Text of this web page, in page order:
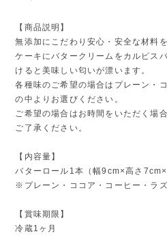
【商品説明】
無添加にこだわり安心・安全な材料
ケーキにバタークリームをカルピス
けると美味しい匂いが漂います。
各種味のご希望の場合はプレーン・
の中よりお選びください。
ご希望の場合はお時間をいただく場
ご了承ください。
【内容量】
バターロール1本（幅9cm×高さ7cm×
※プレーン・ココア・コーヒー・ラ
【賞味期限】
冷蔵1ヶ月